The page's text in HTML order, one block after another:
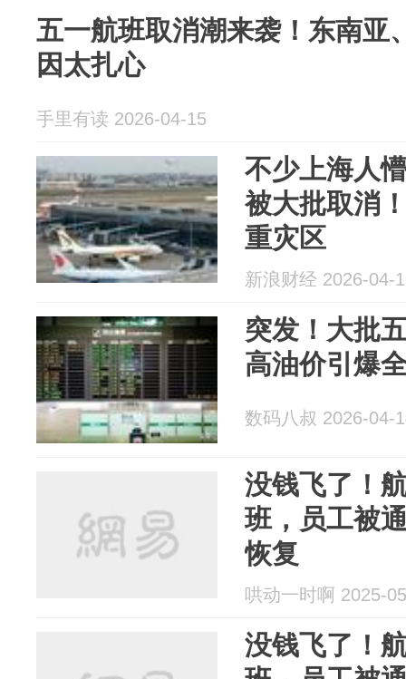
五一航班取消潮来袭！东南亚
因太扎心
手里有读 2026-04-15
不少上海人
被大批取消
重灾区
新浪财经 2026-04-
突发！大批
高油价引爆
数码八叔 2026-04-
没钱飞了！
班，员工被
恢复
哄动一时啊 2025-
没钱飞了！